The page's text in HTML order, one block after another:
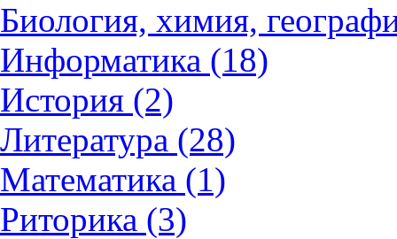
Биология, химия,
Информатика (18)
История (2)
Литература (28)
Математика (1)
Риторика (3)